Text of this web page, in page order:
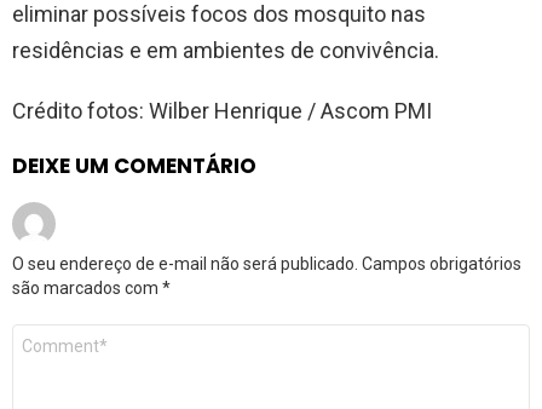
eliminar possíveis focos dos mosquito nas
residências e em ambientes de convivência.
Crédito fotos: Wilber Henrique / Ascom PMI
DEIXE UM COMENTÁRIO
O seu endereço de e-mail não será publicado. Campos obrigatórios
são marcados com *
Comentário